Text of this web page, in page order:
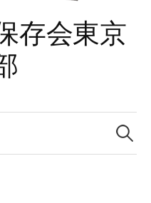
存会東京
検
索: